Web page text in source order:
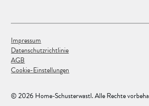
© 2026 Home-Schusterwastl. Alle Rechte
Impressum
Datenschutzrichtlinie
AGB
Cookie-Einstellungen